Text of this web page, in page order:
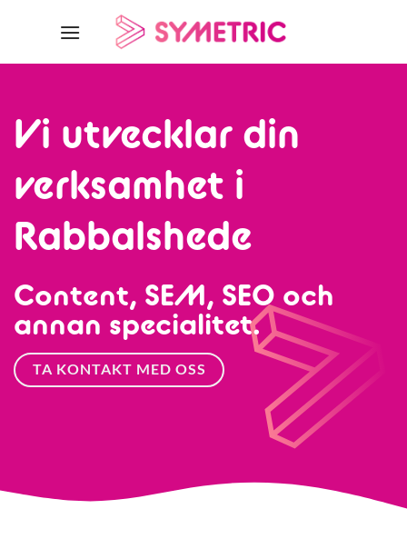
Vi utvecklar din
verksamhet i
Rabbalshede
Content, SEM, SEO och
annan specialitet.
TA KONTAKT MED OSS